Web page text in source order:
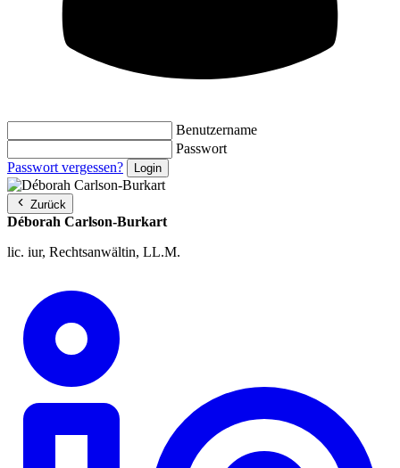
Benutzername
Passwort
Passwort vergessen?
Zurück
Déborah Carlson-Burkart
lic. iur, Rechtsanwältin, LL.M.